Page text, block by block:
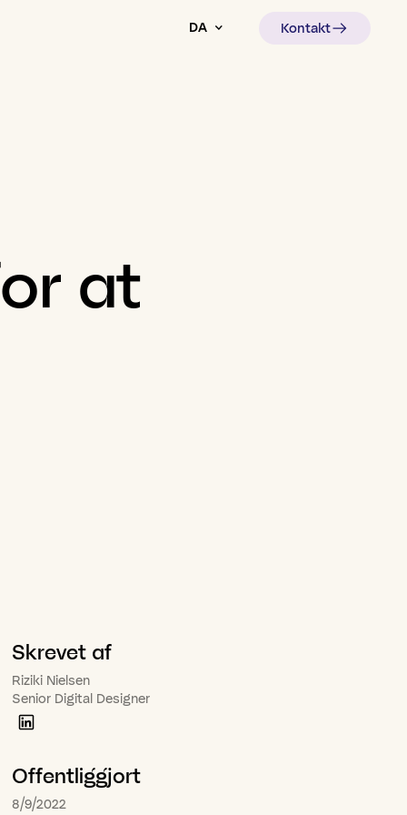
DA Kontakt
at
Skrevet af
Riziki Nielsen
Senior Digital Designer
Offentliggjort
8/9/2022